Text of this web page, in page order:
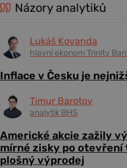
Názory analytiků
Lukáš Kovanda
hlavní ekonom Trinity
Inflace v Česku je
Timur Barotov
analytik BHS
Americké akcie zažily
mírné zisky po
plošný výprodej